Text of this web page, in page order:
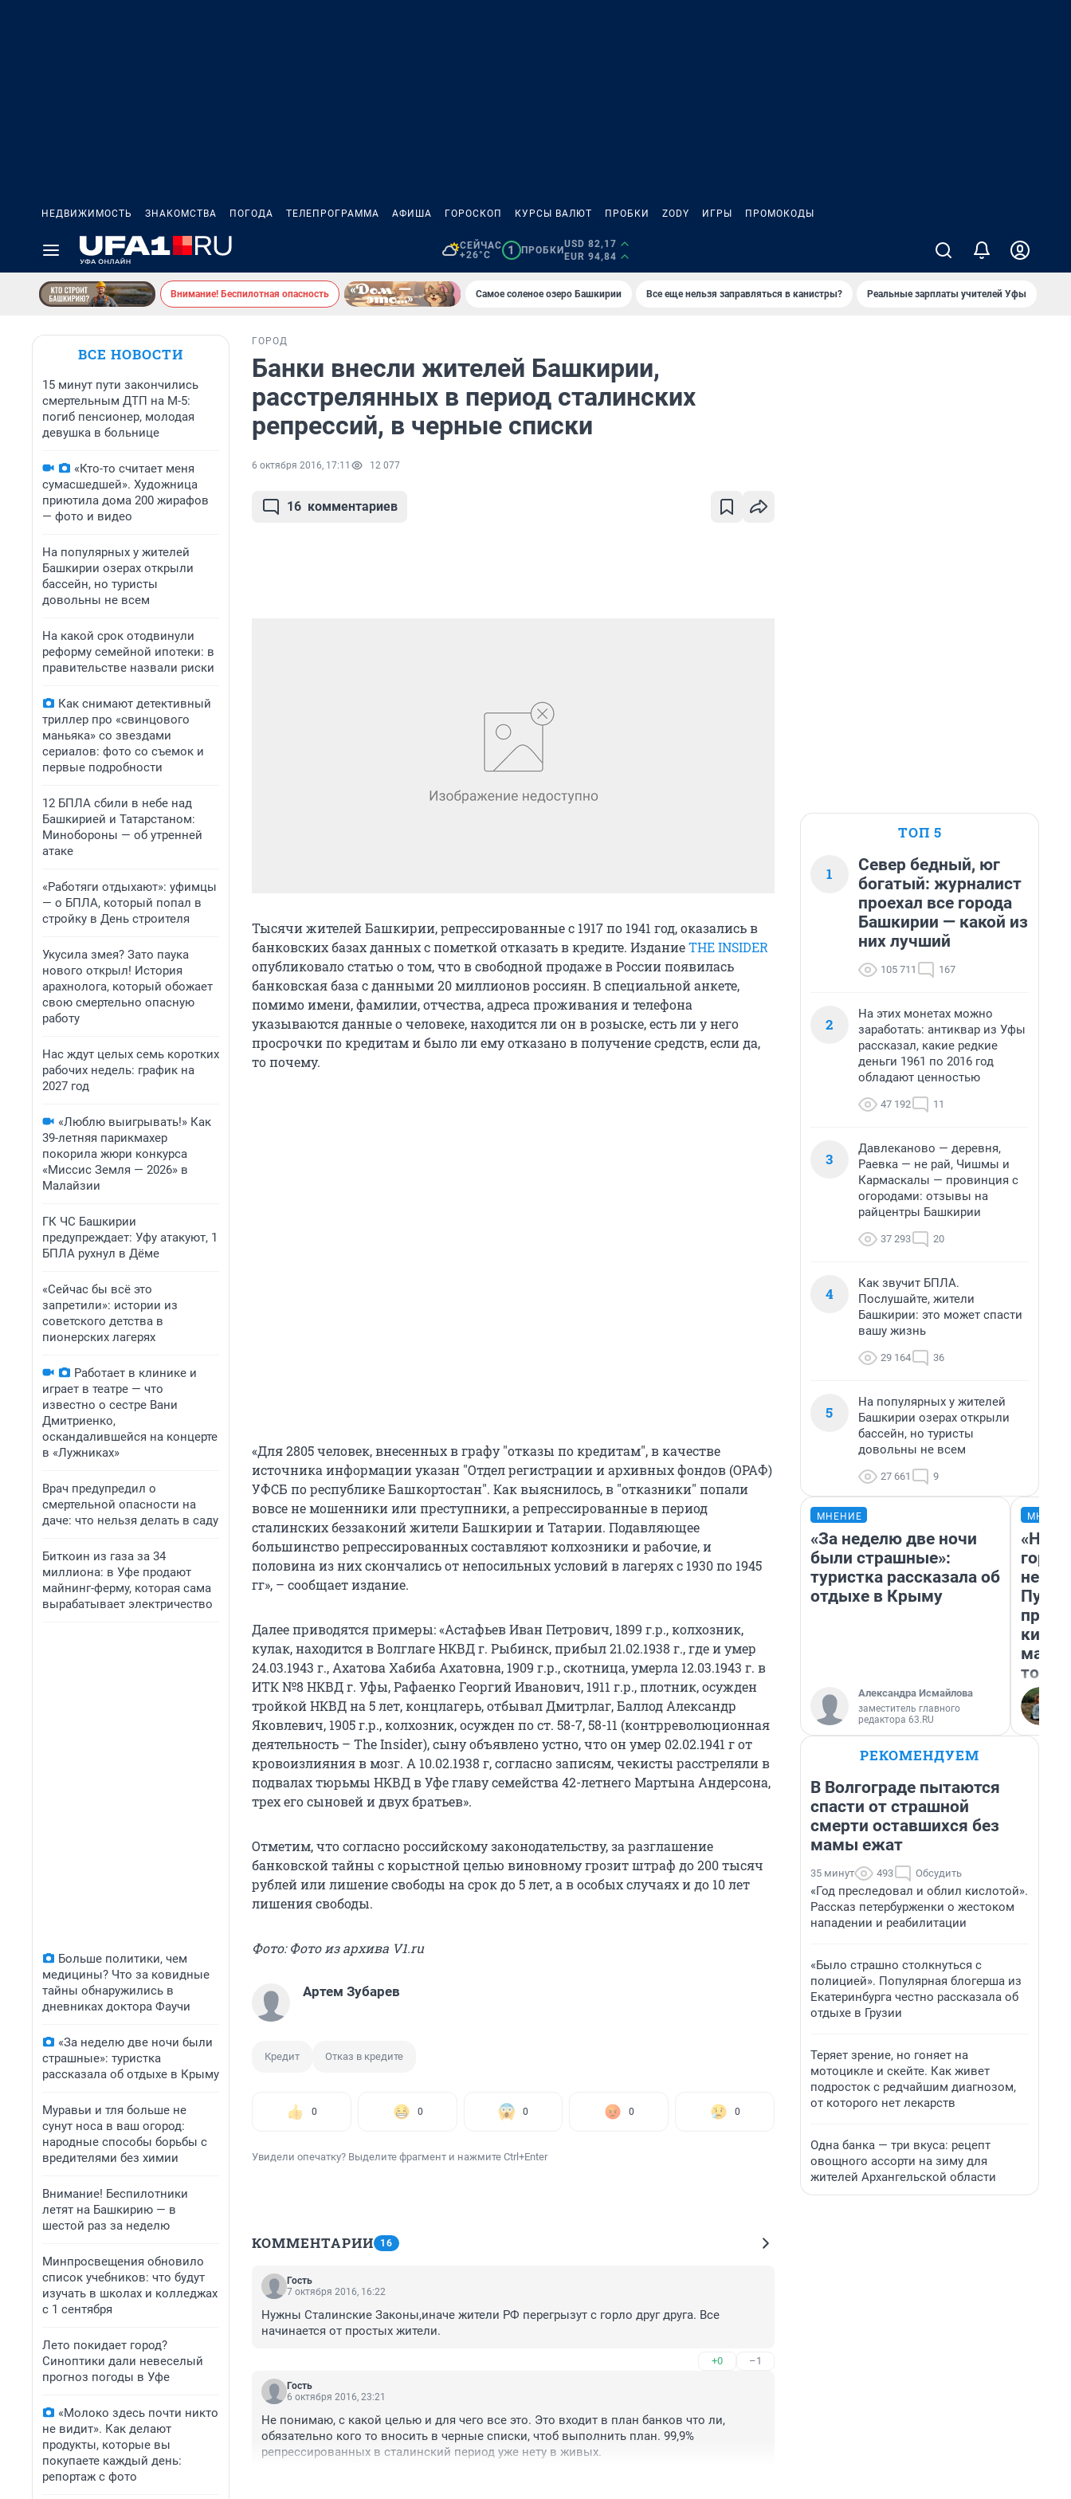
НЕДВИЖИМОСТЬ ЗНАКОМСТВА ПОГОДА ТЕЛЕПРОГРАММА АФИША ГОРОСКОП КУРСЫ ВАЛЮТ ПРОБКИ ZODY ИГРЫ ПРОМОКОДЫ
СЕЙЧАС
+26°C
1 ПРОБКИ
USD 82,17
EUR 94,84
Внимание! Беспилотная опасность Самое соленое озеро Башкирии Все еще нельзя заправляться в канистры? Реальные зарплаты учителей Уфы
ВСЕ НОВОСТИ
15 минут пути закончились
смертельным ДТП на М-5:
погиб пенсионер, молодая
девушка в больнице
«Кто-то считает меня
сумасшедшей». Художница
приютила дома 200 жирафов
— фото и видео
На популярных у жителей
Башкирии озерах открыли
бассейн, но туристы
довольны не всем
На какой срок отодвинули
реформу семейной ипотеки: в
правительстве назвали риски
Как снимают детективный
триллер про «свинцового
маньяка» со звездами
сериалов: фото со съемок и
первые подробности
12 БПЛА сбили в небе над
Башкирией и Татарстаном:
Минобороны — об утренней
атаке
«Работяги отдыхают»: уфимцы
— о БПЛА, который попал в
стройку в День строителя
Укусила змея? Зато паука
нового открыл! История
арахнолога, который обожает
свою смертельно опасную
работу
Нас ждут целых семь коротких
рабочих недель: график на
2027 год
«Люблю выигрывать!» Как
39-летняя парикмахер
покорила жюри конкурса
«Миссис Земля — 2026» в
Малайзии
ГК ЧС Башкирии
предупреждает: Уфу атакуют, 1
БПЛА рухнул в Дёме
«Сейчас бы всё это
запретили»: истории из
советского детства в
пионерских лагерях
Работает в клинике и
играет в театре — что
известно о сестре Вани
Дмитриенко,
оскандалившейся на концерте
в «Лужниках»
Врач предупредил о
смертельной опасности на
даче: что нельзя делать в саду
Биткоин из газа за 34
миллиона: в Уфе продают
майнинг-ферму, которая сама
вырабатывает электричество
Больше политики, чем
медицины? Что за ковидные
тайны обнаружились в
дневниках доктора Фаучи
«За неделю две ночи были
страшные»: туристка
рассказала об отдыхе в Крыму
Муравьи и тля больше не
сунут носа в ваш огород:
народные способы борьбы с
вредителями без химии
Внимание! Беспилотники
летят на Башкирию — в
шестой раз за неделю
Минпросвещения обновило
список учебников: что будут
изучать в школах и колледжах
с 1 сентября
Лето покидает город?
Синоптики дали невеселый
прогноз погоды в Уфе
«Молоко здесь почти никто
не видит». Как делают
продукты, которые вы
покупаете каждый день:
репортаж с фото
ГОРОД
Банки внесли жителей Башкирии,
расстрелянных в период сталинских
репрессий, в черные списки
6 октября 2016, 17:11 12 077
16 комментариев
Тысячи жителей Башкирии, репрессированные с 1917 по 1941 год, оказались в
банковских базах данных с пометкой отказать в кредите. ИзданиеTHE INSIDER
опубликовало статью о том, что в свободной продаже в России появилась
банковская база с данными 20 миллионов россиян. В специальной анкете,
помимо имени, фамилии, отчества, адреса проживания и телефона
указываются данные о человеке, находится ли он в розыске, есть ли у него
просрочки по кредитам и было ли ему отказано в получение средств, если да,
то почему.
«Для 2805 человек, внесенных в графу "отказы по кредитам", в качестве
источника информации указан "Отдел регистрации и архивных фондов (ОРАФ)
УФСБ по республике Башкортостан". Как выяснилось, в "отказники" попали
вовсе не мошенники или преступники, а репрессированные в период
сталинских беззаконий жители Башкирии и Татарии. Подавляющее
большинство репрессированных составляют колхозники и рабочие, и
половина из них скончались от непосильных условий в лагерях с 1930 по 1945
гг», – сообщает издание.
Далее приводятся примеры: «Астафьев Иван Петрович, 1899 г.р., колхозник,
кулак, находится в Волглаге НКВД г. Рыбинск, прибыл 21.02.1938 г., где и умер
24.03.1943 г., Ахатова Хабиба Ахатовна, 1909 г.р., скотница, умерла 12.03.1943 г. в
ИТК №8 НКВД г. Уфы, Рафаенко Георгий Иванович, 1911 г.р., плотник, осужден
тройкой НКВД на 5 лет, концлагерь, отбывал Дмитрлаг, Баллод Александр
Яковлевич, 1905 г.р., колхозник, осужден по ст. 58-7, 58-11 (контрреволюционная
деятельность – The Insider), сыну объявлено устно, что он умер 02.02.1941 г от
кровоизлияния в мозг. А 10.02.1938 г, согласно записям, чекисты расстреляли в
подвалах тюрьмы НКВД в Уфе главу семейства 42-летнего Мартына Андерсона,
трех его сыновей и двух братьев».
Отметим, что согласно российскому законодательству, за разглашение
банковской тайны с корыстной целью виновному грозит штраф до 200 тысяч
рублей или лишение свободы на срок до 5 лет, а в особых случаях и до 10 лет
лишения свободы.
Фото: Фото из архива V1.ru
Артем Зубарев
Кредит Отказ в кредите
0 0 0 0 0
Увидели опечатку? Выделите фрагмент и нажмите Ctrl+Enter
КОММЕНТАРИИ 16
Гость
7 октября 2016, 16:22
Нужны Сталинские Законы,иначе жители РФ перегрызут с горло друг друга. Все
начинается от простых жители.
+0 –1
Гость
6 октября 2016, 23:21
Не понимаю, с какой целью и для чего все это. Это входит в план банков что ли,
обязательно кого то вносить в черные списки, чтоб выполнить план. 99,9%
репрессированных в сталинский период уже нету в живых.
ТОП 5
1
Север бедный, юг
богатый: журналист
проехал все города
Башкирии — какой из
них лучший
105 711 167
2
На этих монетах можно
заработать: антиквар из Уфы
рассказал, какие редкие
деньги 1961 по 2016 год
обладают ценностью
47 192 11
3
Давлеканово — деревня,
Раевка — не рай, Чишмы и
Кармаскалы — провинция с
огородами: отзывы на
райцентры Башкирии
37 293 20
4
Как звучит БПЛА.
Послушайте, жители
Башкирии: это может спасти
вашу жизнь
29 164 36
5
На популярных у жителей
Башкирии озерах открыли
бассейн, но туристы
довольны не всем
27 661 9
МНЕНИЕ
«За неделю две ночи
были страшные»:
туристка рассказала об
отдыхе в Крыму
Александра Исмайлова
заместитель главного
редактора 63.RU
«Нет
того
РЕКОМЕНДУЕМ
В Волгограде пытаются
спасти от страшной
смерти оставшихся без
мамы ежат
35 минут 493 Обсудить
«Год преследовал и облил кислотой».
Рассказ петербурженки о жестоком
нападении и реабилитации
«Было страшно столкнуться с
полицией». Популярная блогерша из
Екатеринбурга честно рассказала об
отдыхе в Грузии
Теряет зрение, но гоняет на
мотоцикле и скейте. Как живет
подросток с редчайшим диагнозом,
от которого нет лекарств
Одна банка — три вкуса: рецепт
овощного ассорти на зиму для
жителей Архангельской области